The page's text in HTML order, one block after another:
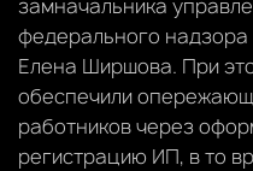
замначальника
федерального
Елена Ширшова. При
обеспечили
работников через
регистрацию ИП, в то